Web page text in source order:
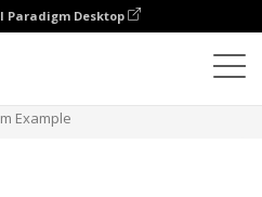
Paradigm Desktop
Example